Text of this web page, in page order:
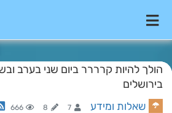
בירושלים
שאלות ומידע 7
8
666